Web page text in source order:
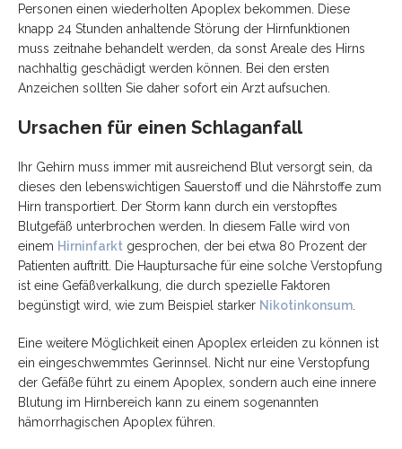
Personen einen wiederholten Apoplex bekommen. Diese
knapp 24 Stunden anhaltende Störung der Hirnfunktionen
muss zeitnahe behandelt werden, da sonst Areale des Hirns
nachhaltig geschädigt werden können. Bei den ersten
Anzeichen sollten Sie daher sofort ein Arzt aufsuchen.
Ursachen für einen Schlaganfall
Ihr Gehirn muss immer mit ausreichend Blut versorgt sein, da
dieses den lebenswichtigen Sauerstoff und die Nährstoffe zum
Hirn transportiert. Der Storm kann durch ein verstopftes
Blutgefäß unterbrochen werden. In diesem Falle wird von
einem Hirninfarkt gesprochen, der bei etwa 80 Prozent der
Patienten auftritt. Die Hauptursache für eine solche Verstopfung
ist eine Gefäßverkalkung, die durch spezielle Faktoren
begünstigt wird, wie zum Beispiel starker Nikotinkonsum
Eine weitere Möglichkeit einen Apoplex erleiden zu können ist
ein eingeschwemmtes Gerinnsel. Nicht nur eine Verstopfung
der Gefäße führt zu einem Apoplex, sondern auch eine innere
Blutung im Hirnbereich kann zu einem sogenannten
hämorrhagischen Apoplex führen.